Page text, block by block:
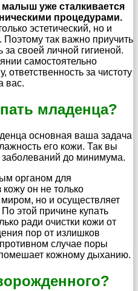
уже сталкивается
процедурами.
эстетический, но и
так важно приучить
своей личной гигиеной.
самостоятельно
ответственность за чистоту
вас.
младенца?
основная ваша задача
его кожи. Так вы
до минимума.
органом для
он не только
но и осуществляет
этой причине купать
ради очистки кожи от
пор от излишков
случае поры
кожному дыханию.